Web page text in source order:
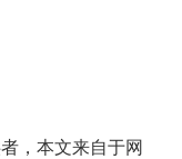
，本文来自于网